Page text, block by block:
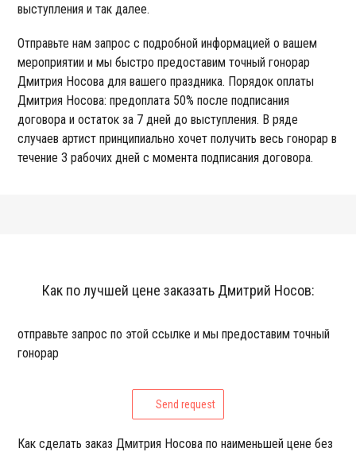
выступления и так далее.
Отправьте нам запрос с подробной информацией о вашем
мероприятии и мы быстро предоставим точный гонорар
Дмитрия Носова для вашего праздника. Порядок оплаты
Дмитрия Носова: предоплата 50% после подписания
договора и остаток за 7 дней до выступления. В ряде
случаев артист принципиально хочет получить весь гонорар в
течение 3 рабочих дней с момента подписания договора.
Как по лучшей цене заказать Дмитрий Носов:
отправьте запрос по этой ссылке и мы предоставим точный
гонорар
Send request
Как сделать заказ Дмитрия Носова по наименьшей цене без